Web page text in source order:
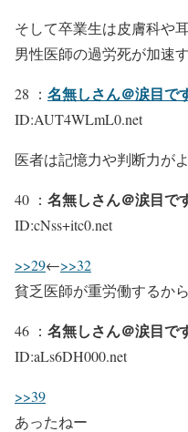
そして卒業生は皮膚科や
男性医師の過労死が加速
28 ： 名無しさん＠涙目で
ID:AUT4WLmL0.net
医者は記憶力や判断力が
40 ： 名無しさん＠涙目で
ID:cNss+itc0.net
>>29←>>32
貧乏医師が重労働するか
46 ： 名無しさん＠涙目で
ID:aLs6DH000.net
>>39
あったねー